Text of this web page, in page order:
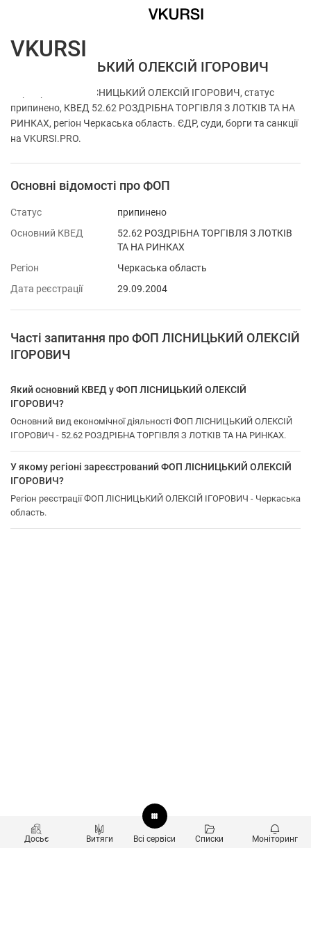
ФОП ЛІСНИЦЬКИЙ ОЛЕКСІЙ ІГОРОВИЧ
Перевірка ФОП ЛІСНИЦЬКИЙ ОЛЕКСІЙ ІГОРОВИЧ, статус
припинено, КВЕД 52.62 РОЗДРІБНА ТОРГІВЛЯ З ЛОТКІВ ТА НА
РИНКАХ, регіон Черкаська область. ЄДР, суди, борги та санкції
на VKURSI.PRO.
Основні відомості про ФОП
Статус
припинено
Основний КВЕД
52.62 РОЗДРІБНА ТОРГІВЛЯ З ЛОТКІВ
ТА НА РИНКАХ
Регіон
Черкаська область
Дата реєстрації
29.09.2004
Часті запитання про ФОП ЛІСНИЦЬКИЙ ОЛЕКСІЙ
ІГОРОВИЧ
Який основний КВЕД у ФОП ЛІСНИЦЬКИЙ ОЛЕКСІЙ
ІГОРОВИЧ?
Основний вид економічної діяльності ФОП ЛІСНИЦЬКИЙ ОЛЕКСІЙ
ІГОРОВИЧ - 52.62 РОЗДРІБНА ТОРГІВЛЯ З ЛОТКІВ ТА НА РИНКАХ.
У якому регіоні зареєстрований ФОП ЛІСНИЦЬКИЙ ОЛЕКСІЙ
ІГОРОВИЧ?
Регіон реєстрації ФОП ЛІСНИЦЬКИЙ ОЛЕКСІЙ ІГОРОВИЧ - Черкаська
область.
Досьє Витяги Всі сервіси Списки Моніторинг
VKURSI